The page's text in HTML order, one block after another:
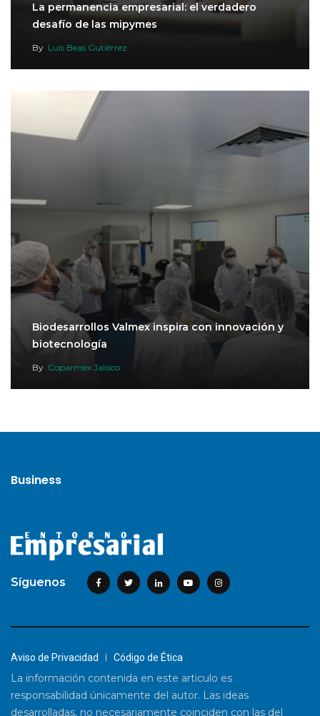
La permanencia empresarial: el verdadero
desafío de las mipymes
By Luis Beas Gutiérrez
Biodesarrollos Valmex inspira con innovación y
biotecnología
By Coparmex Jalisco
Business
Síguenos
Aviso de Privacidad Código de Ética
La información contenida en este articulo es
responsabilidad únicamente del autor. Las ideas
desarrolladas, no necesariamente coinciden con las del